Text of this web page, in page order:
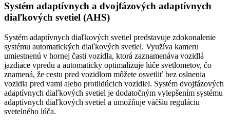
Systém adaptívnych a dvojfázových adaptívnych
diaľkových svetiel (AHS)
Systém adaptívnych diaľkových svetiel predstavuje zdokonalenie
systému automatických diaľkových svetiel. Využíva kameru
umiestnenú v hornej časti vozidla, ktorá zaznamenáva vozidlá
jazdiace vpredu a automaticky optimalizuje lúče svetlometov, čo
znamená, že cestu pred vozidlom môžete osvetliť bez oslnenia
vozidla pred vami alebo protiidúcich vozidiel. Systém dvojfázových
adaptívnych diaľkových svetiel je dodatočným vylepšením systému
adaptívnych diaľkových svetiel a umožňuje väčšiu reguláciu
svetelného lúča.